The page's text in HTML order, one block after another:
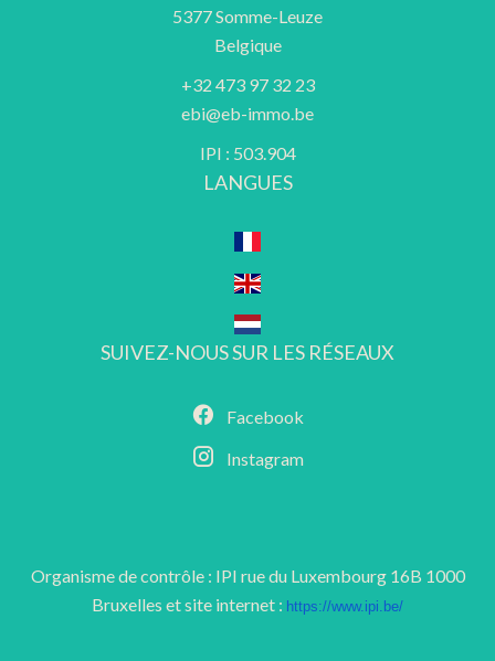
5377Somme-Leuze
Belgique
+32 473 97 32 23
ebi@eb-immo.be
IPI : 503.904
LANGUES
SUIVEZ-NOUS SUR LES RÉSEAUX
Facebook
Instagram
Organisme de contrôle : IPI rue du Luxembourg 16B 1000
Bruxelles et site internet : https://www.ipi.be/